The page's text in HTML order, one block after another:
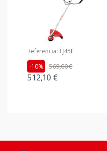
Referencia: TJ45E
512,10 €
-10% 569,00 €